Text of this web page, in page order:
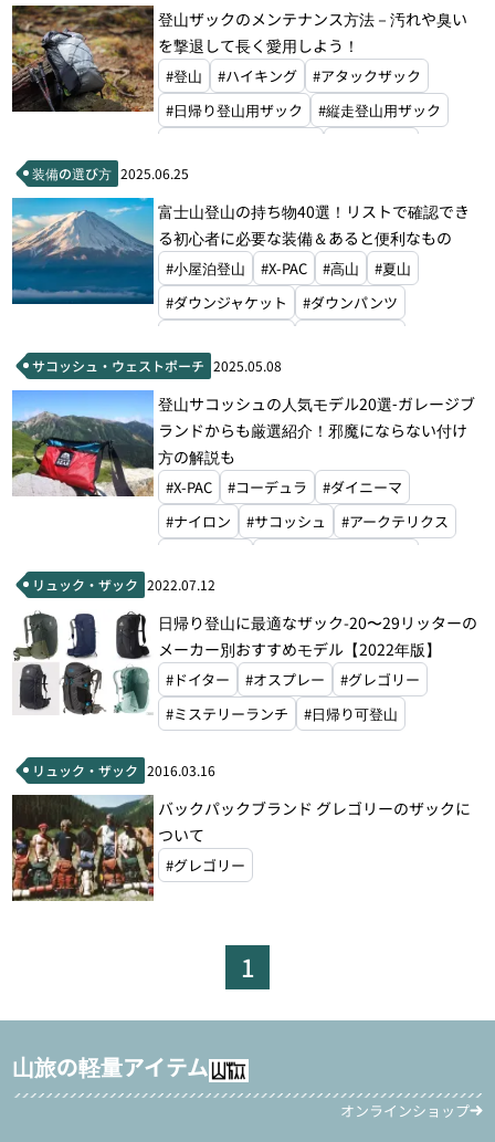
#ホグロフス
#ドイター
#オスプレー
#マタドール
#ハイパーライトマウンテンギア
#アルティメイトディレクション
#グレゴリー
#ミステリーランチ
#モンベル
登山ザックのメンテナンス方法－汚れや臭い
を撃退して長く愛用しよう！
#登山 #ハイキング
#アタックザック
#日帰り登山用ザック
#縦走登山用ザック
#モンベル
装備の選び方 2025.06.25
富士山登山の持ち物40選！リストで確認でき
る初心者に必要な装備＆あると便利なもの
#小屋泊登山 #X-PAC #高山
#夏山
#ダウンジャケット
#ダウンパンツ
#ベースレイヤー
#ポーラテック
#ドライバッグ
#ゲイター
#モンベル
#ザ・ノース・フェイス
#ドイター
#オスプレー
#グレゴリー
#ミステリーランチ
#山旅
サコッシュ・ウェストポーチ 2025.05.08
登山サコッシュの人気モデル20選‐ガレージブ
ランドからも厳選紹介！邪魔にならない付け
方の解説も
#X-PAC #コーデュラ
#ダイニーマ
#ナイロン
#サコッシュ
#アークテリクス
#パーゴワークス
#グレゴリー
#ゼログラム
#モンベル
#山と道
#山旅
リュック・ザック 2022.07.12
日帰り登山に最適なザック-20〜29リッターの
メーカー別おすすめモデル【2022年版】
#ドイター #オスプレー
#グレゴリー
#ミステリーランチ
#日帰り可登山
リュック・ザック 2016.03.16
バックパックブランド グレゴリーのザックに
ついて
#グレゴリー
1
山旅の軽量アイテム
オンラインショップ